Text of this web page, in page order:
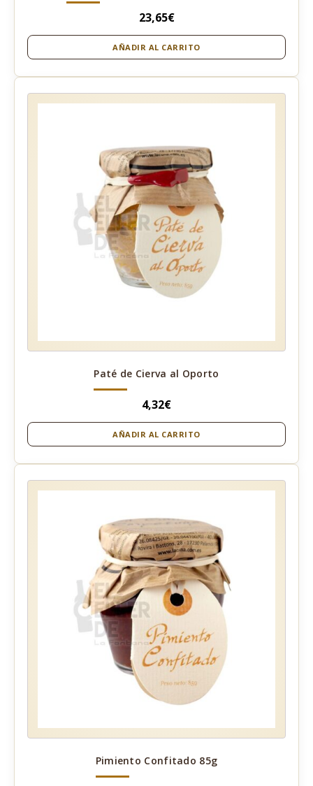
23,65€
AÑADIR AL CARRITO
Paté de Cierva al Oporto
4,32€
AÑADIR AL CARRITO
Pimiento Confitado 85g